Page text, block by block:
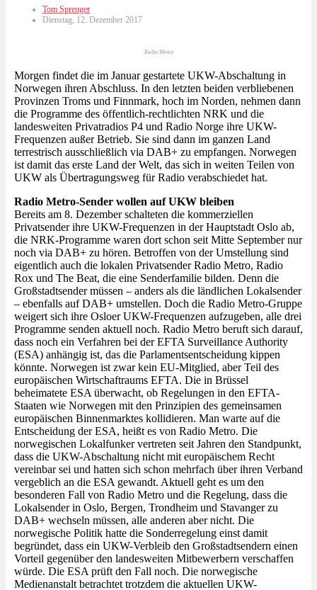
Tom Sprenger
Dienstag, 12. Dezember 2017
Radio Metro
Morgen findet die im Januar gestartete UKW-Abschaltung in
Norwegen ihren Abschluss. In den letzten beiden verbliebenen
Provinzen Troms und Finnmark, hoch im Norden, nehmen dann
die Programme des öffentlich-rechtlichten NRK und die
landesweiten Privatradios P4 und Radio Norge ihre UKW-
Frequenzen außer Betrieb. Sie sind dann im ganzen Land
terrestrisch ausschließlich via DAB+ zu empfangen. Norwegen
ist damit das erste Land der Welt, das sich in weiten Teilen von
UKW als Übertragungsweg für Radio verabschiedet hat.
Radio Metro-Sender wollen auf UKW bleiben
Bereits am 8. Dezember schalteten die kommerziellen
Privatsender ihre UKW-Frequenzen in der Hauptstadt Oslo ab,
die NRK-Programme waren dort schon seit Mitte September nur
noch via DAB+ zu hören. Betroffen von der Umstellung sind
eigentlich auch die lokalen Privatsender Radio Metro, Radio
Rox und The Beat, die eine Senderfamilie bilden. Denn die
Großstadtsender müssen – anders als die ländlichen Lokalsender
– ebenfalls auf DAB+ umstellen. Doch die Radio Metro-Gruppe
weigert sich ihre Osloer UKW-Frequenzen aufzugeben, alle drei
Programme senden aktuell noch. Radio Metro beruft sich darauf,
dass noch ein Verfahren bei der EFTA Surveillance Authority
(ESA) anhängig ist, das die Parlamentsentscheidung kippen
könnte. Norwegen ist zwar kein EU-Mitglied, aber Teil des
europäischen Wirtschaftraums EFTA. Die in Brüssel
beheimatete ESA überwacht, ob Regelungen in den EFTA-
Staaten wie Norwegen mit den Prinzipien des gemeinsamen
europäischen Binnenmarktes kollidieren. Man warte auf die
Entscheidung der ESA, heißt es von Radio Metro. Die
norwegischen Lokalfunker vertreten seit Jahren den Standpunkt,
dass die UKW-Abschaltung nicht mit europäischem Recht
vereinbar sei und hatten sich schon mehrfach über ihren Verband
vergeblich an die ESA gewandt. Aktuell geht es um den
besonderen Fall von Radio Metro und die Regelung, dass die
Lokalsender in Oslo, Bergen, Trondheim und Stavanger zu
DAB+ wechseln müssen, alle anderen aber nicht. Die
norwegische Politik hatte die Sonderregelung einst damit
begründet, dass ein UKW-Verbleib den Großstadtsendern einen
Vorteil gegenüber den landesweiten Mitbewerbern verschaffen
würde. Die ESA prüft den Fall noch. Die norwegische
Medienanstalt betrachtet trotzdem die aktuellen UKW-